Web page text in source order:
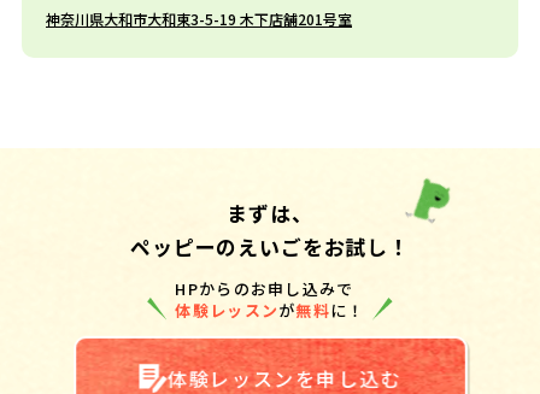
神奈川県大和市大和東3-5-19 木下店舗201号室
まずは、
ペッピーのえいごをお試し！
HPからのお申し込みで
体験レッスンが無料に！
体験レッスンを申し込む